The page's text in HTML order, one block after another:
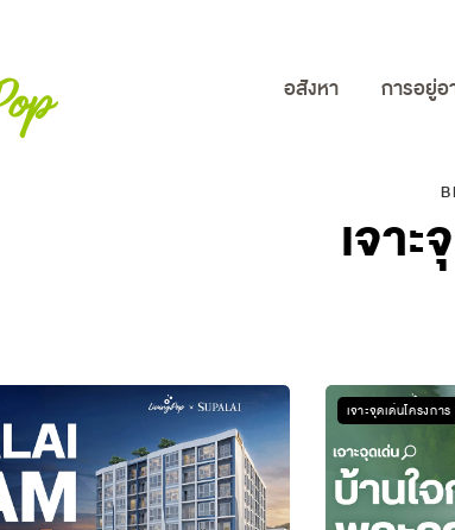
อสังหา การอยู่อ
เจา
เจาะจุดเด่นโครงการ